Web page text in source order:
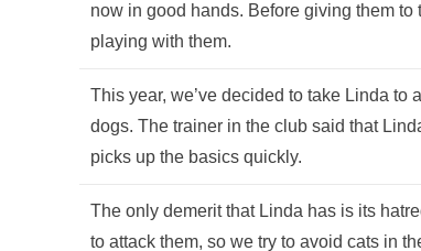
now in good hands. Before giving them to
playing with them.
This year, we’ve decided to take Linda to
dogs. The trainer in the club said that
picks up the basics quickly.
The only demerit that Linda has is its
to attack them, so we try to avoid cats in